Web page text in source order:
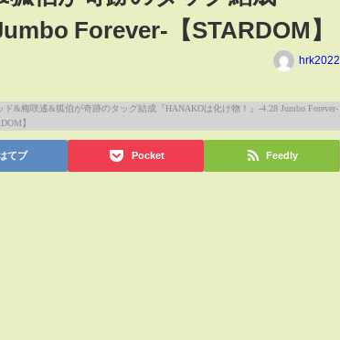
Forever-【STARDOM】
hrk2022
てブ Pocket Feedly